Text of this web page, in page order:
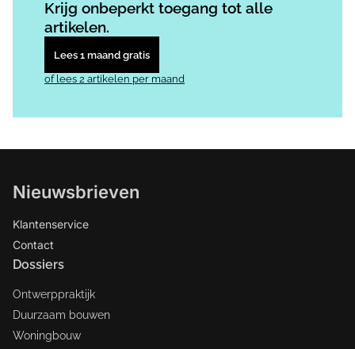
Krijg onbeperkt toegang tot alle
artikelen.
Lees 1 maand gratis
of lees 2 artikelen per maand
Nieuwsbrieven
Klantenservice
Contact
Dossiers
Ontwerppraktijk
Duurzaam bouwen
Woningbouw